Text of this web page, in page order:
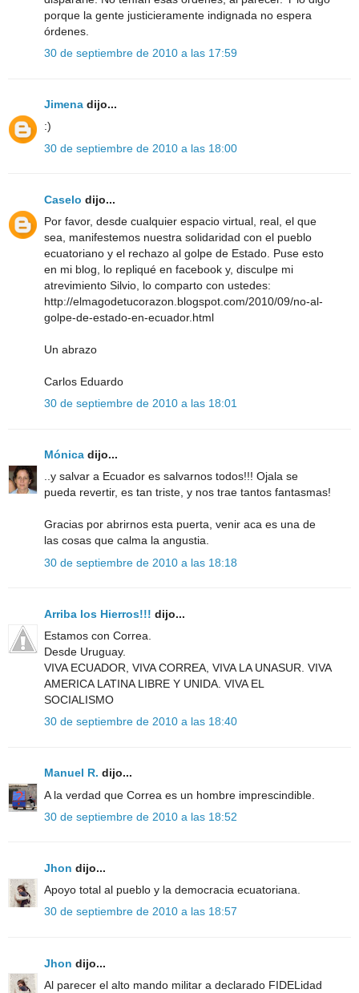
porque la gente justicieramente indignada no espera
órdenes.
30 de septiembre de 2010 a las 17:59
Jimena dijo...
:)
30 de septiembre de 2010 a las 18:00
Caselo dijo...
Por favor, desde cualquier espacio virtual, real, el que
sea, manifestemos nuestra solidaridad con el pueblo
ecuatoriano y el rechazo al golpe de Estado. Puse esto
en mi blog, lo repliqué en facebook y, disculpe mi
atrevimiento Silvio, lo comparto con ustedes:
http://elmagodetucorazon.blogspot.com/2010/09/no-al-
golpe-de-estado-en-ecuador.html
Un abrazo
Carlos Eduardo
30 de septiembre de 2010 a las 18:01
Mónica dijo...
..y salvar a Ecuador es salvarnos todos!!! Ojala se
pueda revertir, es tan triste, y nos trae tantos fantasmas!
Gracias por abrirnos esta puerta, venir aca es una de
las cosas que calma la angustia.
30 de septiembre de 2010 a las 18:18
Arriba los Hierros!!! dijo...
Estamos con Correa.
Desde Uruguay.
VIVA ECUADOR, VIVA CORREA, VIVA LA UNASUR. VIVA
AMERICA LATINA LIBRE Y UNIDA. VIVA EL
SOCIALISMO
30 de septiembre de 2010 a las 18:40
Manuel R. dijo...
A la verdad que Correa es un hombre imprescindible.
30 de septiembre de 2010 a las 18:52
Jhon dijo...
Apoyo total al pueblo y la democracia ecuatoriana.
30 de septiembre de 2010 a las 18:57
Jhon dijo...
Al parecer el alto mando militar a declarado FIDELidad